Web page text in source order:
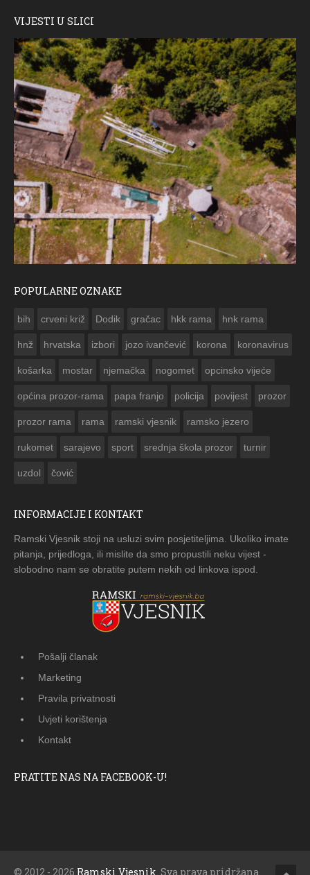
VIJESTI U SLICI
POPULARNE OZNAKE
bih crveni križ Dodik gračac hkk rama hnk rama
hnž hrvatska izbori jozo ivančević korona koronavirus
košarka mostar njemačka nogomet opcinsko vijeće
općina prozor-rama papa franjo policija povijest prozor
prozor rama rama ramski vjesnik ramsko jezero
rukomet sarajevo sport srednja škola prozor turnir
uzdol čović
INFORMACIJE I KONTAKT
Ramski Vjesnik stoji na usluzi svim posjetiteljima. Ukoliko imate
pitanja, prijedloga, ili mislite da smo propustili neku vijest -
slobodno nam se obratite putem nekih od linkova ispod.
Pošalji članak
Marketing
Pravila privatnosti
Uvjeti korištenja
Kontakt
PRATITE NAS NA FACEBOOK-U!
© 2012 - 2026 Ramski Vjesnik . Sva prava pridržana.